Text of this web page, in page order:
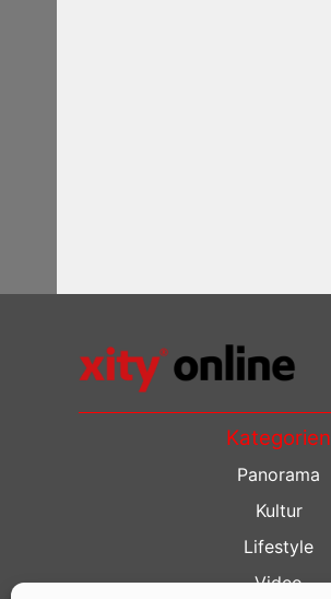
Kategorien
Panorama
Kultur
Lifestyle
Video